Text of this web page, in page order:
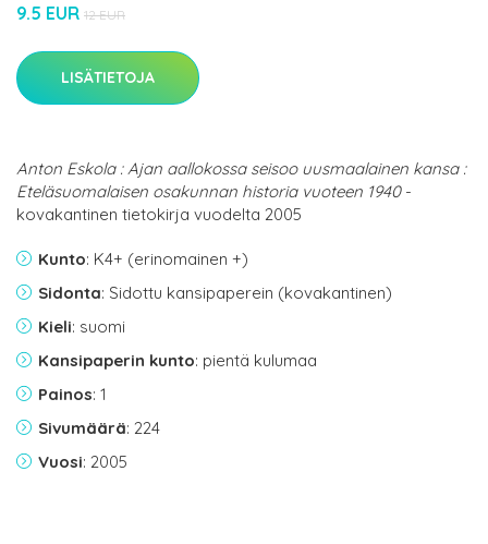
9.5 EUR 12 EUR
LISÄTIETOJA
Anton Eskola : Ajan aallokossa seisoo uusmaalainen kansa :
Eteläsuomalaisen osakunnan historia vuoteen 1940-
kovakantinen tietokirja vuodelta 2005
Kunto: K4+ (erinomainen +)
Sidonta: Sidottu kansipaperein (kovakantinen)
Kieli: suomi
Kansipaperin kunto: pientä kulumaa
Painos: 1
Sivumäärä: 224
Vuosi: 2005